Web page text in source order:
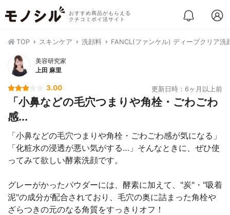
おすすめ商品がもらえる
クチコミポイ活サイト
TOP スキンケア 洗顔料 FANCL(ファンケル) ディープクリア洗
美容研究家
上田 麻里
3.00 更新日時：6ヶ月以上前
「小鼻などの毛穴つまりや角栓・ごわごわ
感...
「小鼻などの毛穴つまりや角栓・ごわごわ感が気になる」
「化粧水の浸透が悪い気がする…」そんなときに、ぜひ使
ってみて欲しい酵素洗顔です。
グレーがかったパウダーには、酵素に加えて、"炭"・"吸着
泥"の成分が配合されており、毛穴の奥に詰まった角栓や
ざらつきの元のなる角質をすっきりオフ！